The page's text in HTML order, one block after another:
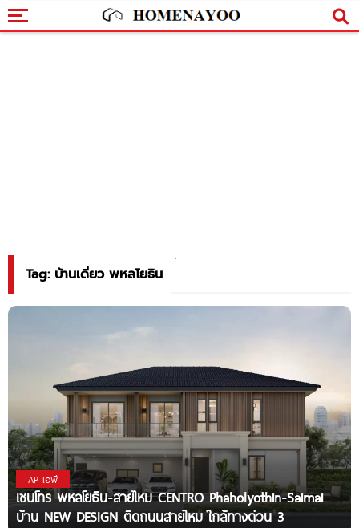
Tag: บ้านเดี่ยว พหลโยธิน
AP เอพี
เซนโทร พหลโยธิน-สายไหม CENTRO Phaholyothin-Saimai
บ้าน NEW DESIGN ติดถนนสายไหม ใกล้ทางด่วน 3